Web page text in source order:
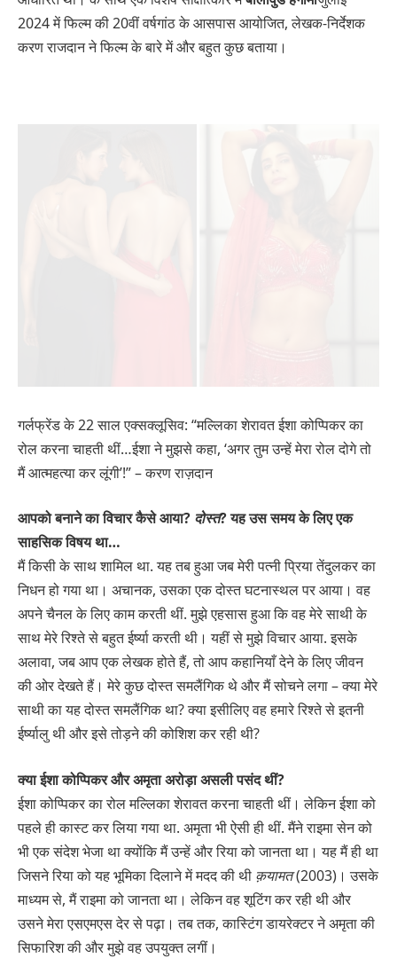
2024 में फिल्म की 20वीं वर्षगांठ के आसपास आयोजित, लेखक-निर्देशक
करण राजदान ने फिल्म के बारे में और बहुत कुछ बताया।
गर्लफ्रेंड के 22 साल एक्सक्लूसिव: “मल्लिका शेरावत ईशा कोप्पिकर का
रोल करना चाहती थीं…ईशा ने मुझसे कहा, ‘अगर तुम उन्हें मेरा रोल दोगे तो
मैं आत्महत्या कर लूंगी’!” – करण राज़दान
आपको बनाने का विचार कैसे आया? दोस्त? यह उस समय के लिए एक
साहसिक विषय था…
मैं किसी के साथ शामिल था. यह तब हुआ जब मेरी पत्नी प्रिया तेंदुलकर का
निधन हो गया था। अचानक, उसका एक दोस्त घटनास्थल पर आया। वह
अपने चैनल के लिए काम करती थीं. मुझे एहसास हुआ कि वह मेरे साथी के
साथ मेरे रिश्ते से बहुत ईर्ष्या करती थी। यहीं से मुझे विचार आया. इसके
अलावा, जब आप एक लेखक होते हैं, तो आप कहानियाँ देने के लिए जीवन
की ओर देखते हैं। मेरे कुछ दोस्त समलैंगिक थे और मैं सोचने लगा – क्या मेरे
साथी का यह दोस्त समलैंगिक था? क्या इसीलिए वह हमारे रिश्ते से इतनी
ईर्ष्यालु थी और इसे तोड़ने की कोशिश कर रही थी?
क्या ईशा कोप्पिकर और अमृता अरोड़ा असली पसंद थीं?
ईशा कोप्पिकर का रोल मल्लिका शेरावत करना चाहती थीं। लेकिन ईशा को
पहले ही कास्ट कर लिया गया था. अमृता भी ऐसी ही थीं. मैंने राइमा सेन को
भी एक संदेश भेजा था क्योंकि मैं उन्हें और रिया को जानता था। यह मैं ही था
जिसने रिया को यह भूमिका दिलाने में मदद की थी क़यामत(2003)। उसके
माध्यम से, मैं राइमा को जानता था। लेकिन वह शूटिंग कर रही थी और
उसने मेरा एसएमएस देर से पढ़ा। तब तक, कास्टिंग डायरेक्टर ने अमृता की
सिफारिश की और मुझे वह उपयुक्त लगीं।